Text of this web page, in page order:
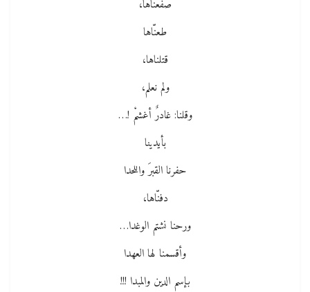
صفعناها،
طعنّاها
قتلناها،
ولم نعلم،
وقلنا: غادرٌ أغشمْ !…
بأيدينا
حفرنا القبرَ واللحدا
دفنّاها،
ورحنا نشتم الوغدا…
وأقسمنا لها العهدا
بإسم الدين والمبدا !!!